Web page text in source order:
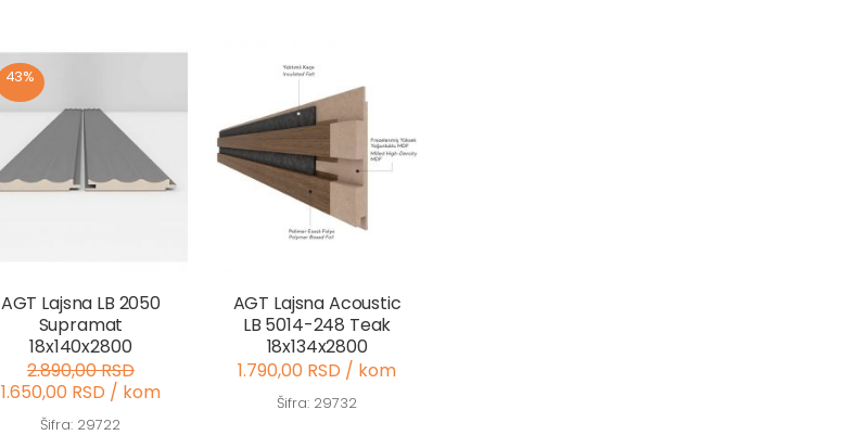
43%
AGT Lajsna LB 2050
Supramat
18x140x2800
2.890,00 RSD
1.650,00 RSD / kom
Šifra: 29722
AGT Lajsna Acoustic
LB 5014-248 Teak
18x134x2800
1.790,00 RSD / kom
Šifra: 29732